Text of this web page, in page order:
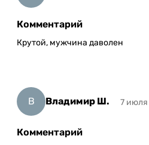
Комментарий
Крутой, мужчина даволен
В Владимир Ш. 7 июля
Комментарий